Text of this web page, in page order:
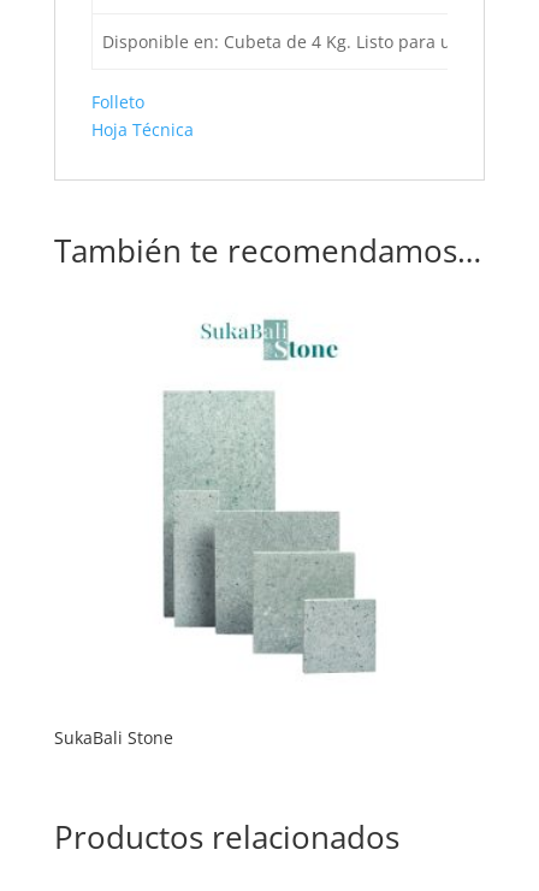
Disponible en: Cubeta de 4 Kg. Listo para usarse,
Folleto
Hoja Técnica
También te recomendamos…
SukaBali Stone
Productos relacionados